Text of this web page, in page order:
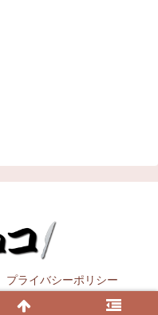
プライバシーポリシー
All Rights Reserved.